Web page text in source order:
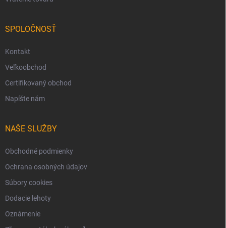
SPOLOČNOSŤ
Kontakt
Veľkoobchod
Certifikovaný obchod
Napíšte nám
NAŠE SLUŽBY
Obchodné podmienky
Ochrana osobných údajov
Súbory cookies
Dodacie lehoty
Oznámenie